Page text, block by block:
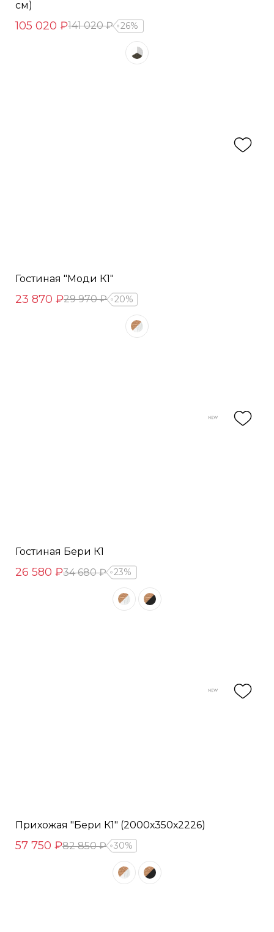
см)
105 020 ₽141 020 ₽ 26%
Гостиная "Моди К1"
23 870 ₽29 970 ₽ 20%
Гостиная Бери К1
26 580 ₽34 680 ₽ 23%
Прихожая "Бери К1" (2000х350х2226)
57 750 ₽82 850 ₽ 30%